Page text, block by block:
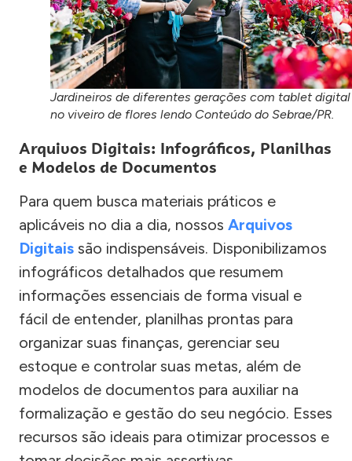
Jardineiros de diferentes gerações com tablet digital
no viveiro de flores lendo Conteúdo do Sebrae/PR.
Arquivos Digitais: Infográficos, Planilhas
e Modelos de Documentos
Para quem busca materiais práticos e
aplicáveis no dia a dia, nossos Arquivos
Digitais são indispensáveis. Disponibilizamos
infográficos detalhados que resumem
informações essenciais de forma visual e
fácil de entender, planilhas prontas para
organizar suas finanças, gerenciar seu
estoque e controlar suas metas, além de
modelos de documentos para auxiliar na
formalização e gestão do seu negócio. Esses
recursos são ideais para otimizar processos e